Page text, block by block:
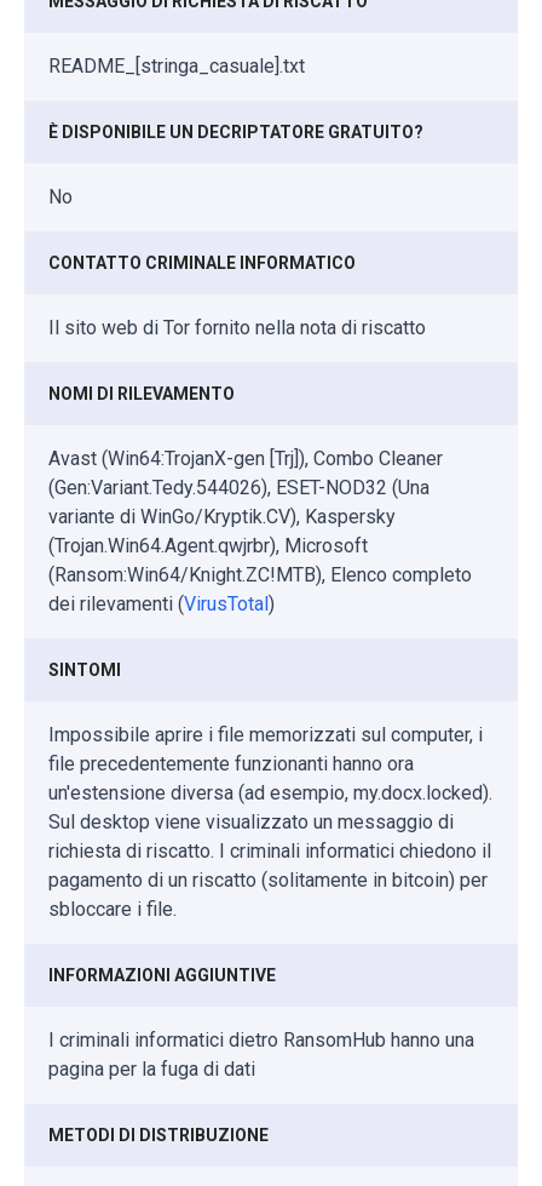
README_[stringa_casuale].txt
È DISPONIBILE UN DECRIPTATORE GRATUITO?
No
CONTATTO CRIMINALE INFORMATICO
Il sito web di Tor fornito nella nota di riscatto
NOMI DI RILEVAMENTO
Avast (Win64:TrojanX-gen [Trj]), Combo Cleaner
(Gen:Variant.Tedy.544026), ESET-NOD32 (Una
variante di WinGo/Kryptik.CV), Kaspersky
(Trojan.Win64.Agent.qwjrbr), Microsoft
(Ransom:Win64/Knight.ZC!MTB), Elenco completo
dei rilevamenti (VirusTotal )
SINTOMI
Impossibile aprire i file memorizzati sul computer, i
file precedentemente funzionanti hanno ora
un'estensione diversa (ad esempio, my.docx.locked).
Sul desktop viene visualizzato un messaggio di
richiesta di riscatto. I criminali informatici chiedono il
pagamento di un riscatto (solitamente in bitcoin) per
sbloccare i file.
INFORMAZIONI AGGIUNTIVE
I criminali informatici dietro RansomHub hanno una
pagina per la fuga di dati
METODI DI DISTRIBUZIONE